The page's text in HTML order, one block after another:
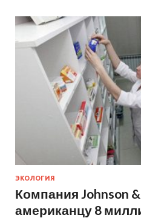
ЭКОЛОГИЯ
Компания Johnson
американцу 8